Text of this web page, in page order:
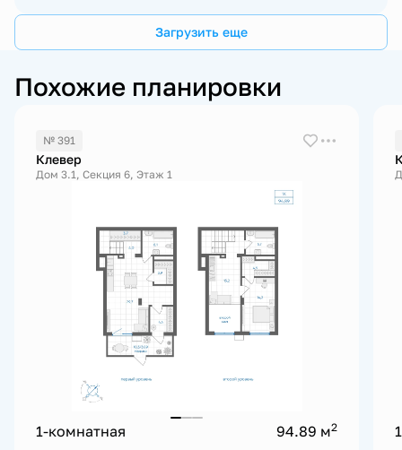
Загрузить еще
Похожие планировки
№ 391
Клевер
Дом 3.1, Секция 6, Этаж 1
1-комнатная 94.89 м2